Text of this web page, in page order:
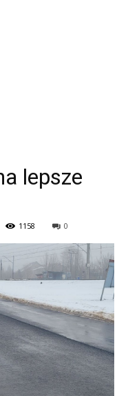
lepsze
1158 0